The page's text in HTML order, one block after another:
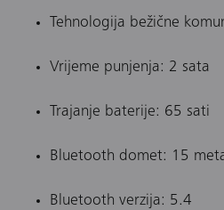
Tehnologija bežične
Vrijeme punjenja: 2 sata
Trajanje baterije: 65 sati
Bluetooth domet: 15
Bluetooth verzija: 5.4